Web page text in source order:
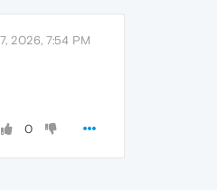
2026, 7:54 PM
0